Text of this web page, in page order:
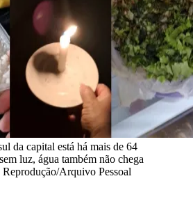
da capital está há mais de 64
luz, água também não chega
Reprodução/Arquivo Pessoal